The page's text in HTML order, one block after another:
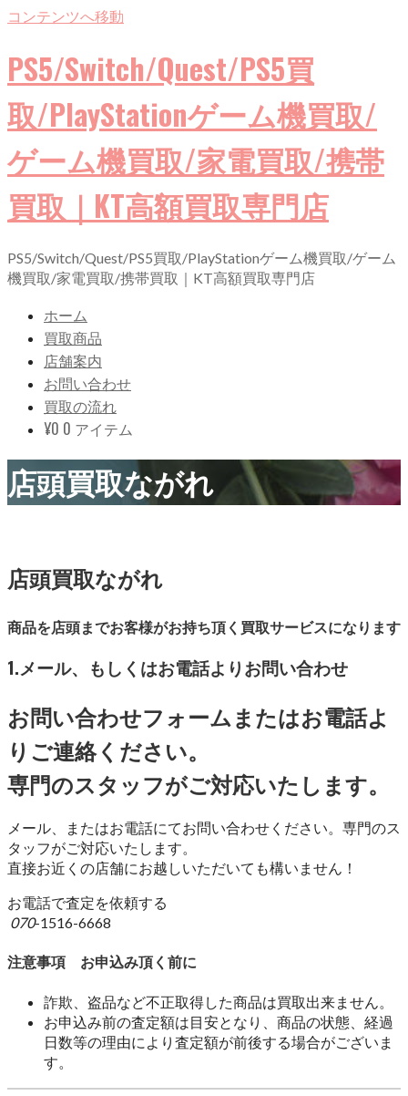
コンテンツへ移動
PS5/Switch/Quest/PS5買
取/PlayStationゲーム機買取/
ゲーム機買取/家電買取/携帯
買取｜KT高額買取専門店
PS5/Switch/Quest/PS5買取/PlayStationゲーム機買取/ゲーム
機買取/家電買取/携帯買取｜KT高額買取専門店
ホーム
買取商品
店舗案内
お問い合わせ
買取の流れ
¥0 0 アイテム
店頭買取ながれ
店頭買取ながれ
商品を店頭までお客様がお持ち頂く買取サービスになります
1.メール、もしくはお電話よりお問い合わせ
お問い合わせフォームまたはお電話よ
りご連絡ください。
専門のスタッフがご対応いたします。
メール、またはお電話にてお問い合わせください。専門のス
タッフがご対応いたします。
直接お近くの店舗にお越しいただいても構いません！
お電話で査定を依頼する
070-1516-6668
注意事項 お申込み頂く前に
詐欺、盗品など不正取得した商品は買取出来ません。
お申込み前の査定額は目安となり、商品の状態、経過
日数等の理由により査定額が前後する場合がございま
す。